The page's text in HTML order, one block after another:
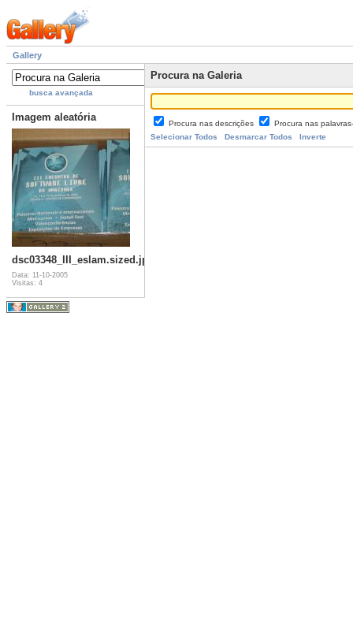
Gallery
busca avançada
Imagem aleatória
dsc03348_III_eslam.sized.jpg
Data: 11-10-2005
Visitas: 4
Procura na Galeria
Procura nas descrições
Procura nas
Selecionar Todos
Desmarcar Todos Inverte